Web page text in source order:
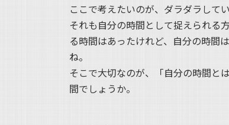
ここで考えたいのが、ダラダラして
それも自分の時間として捉えられる
る時間はあったけれど、自分の時間
ね。
そこで大切なのが、「自分の時間と
間でしょうか。